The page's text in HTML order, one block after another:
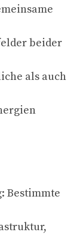
beider
als auch
Bestimmte